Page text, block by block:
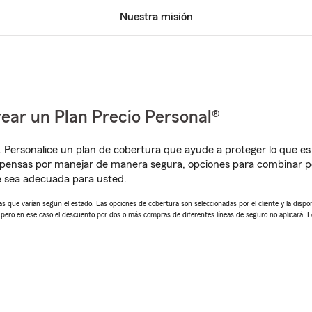
Nuestra misión
un Plan Precio Personal®
un plan de cobertura que ayude a proteger lo que
por manejar de manera segura, opciones para combinar
adecuada para usted.
que varían según el estado. Las opciones de cobertura son seleccionadas por el cliente y la
en ese caso el descuento por dos o más compras de diferentes líneas de seguro no aplicará.